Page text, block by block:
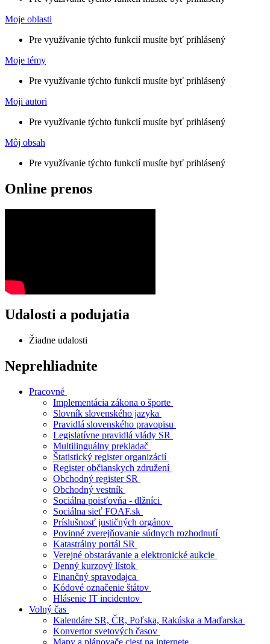
Moje oblasti
Pre využívanie týchto funkcií musíte byť prihlásený
Moje témy
Pre využívanie týchto funkcií musíte byť prihlásený
Moji autori
Pre využívanie týchto funkcií musíte byť prihlásený
Môj obsah
Pre využívanie týchto funkcií musíte byť prihlásený
Online prenos
Udalosti a podujatia
Žiadne udalosti
Neprehliadnite
Pracovné
Implementácia zákona o športe
Slovník slovenského jazyka
Pravidlá slovenského pravopisu
Legislatívne pravidlá vlády SR
Multilinguálny prekladač
Štatistický register organizácií
Register občianskych združení
Obchodný register SR
Obchodný vestník
Sociálna poisťovňa - dlžníci
Sociálna sieť FOAF.sk
Príslušnosť justičných orgánov
Povinné zverejňovanie súdnych rozhodnutí
Katastrálny portál SR
Verejné obstarávanie a elektronické aukcie
Denný kurzový lístok
Finančný spravodajca
Kódové označenie štátov
Hlásenie IT incidentov
Volný čas
Kalendáre SR, ČR, Poľska, Rakúska a Maďarska
Konvertor svetových časov
Mapy a plánovače ciest na internete